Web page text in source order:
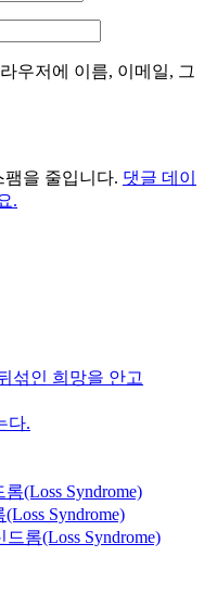
우저에 이름, 이메일, 그
팸을 줄입니다. 댓글 데이
.
섞인 희망을 안고
다.
(Loss Syndrome)
Syndrome)
드롬(Loss Syndrome)